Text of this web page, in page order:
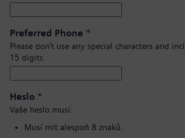
Preferred Phone *
Please don’t use any special characters and
15 digits.
Heslo *
Vaše heslo musí:
Musí mít alespoň 8 znaků.